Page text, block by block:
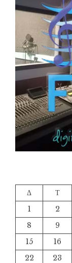
Δ
Τ
1
2
8
9
15
16
22
23